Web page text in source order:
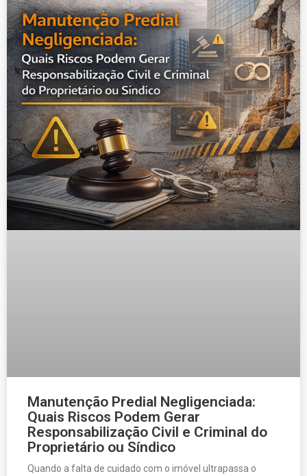
Manutenção Predial Negligenciada:
Quais Riscos Podem Gerar
Responsabilização Civil e Criminal do
Proprietário ou Síndico
Quando a falta de cuidado com o imóvel ultrapassa o